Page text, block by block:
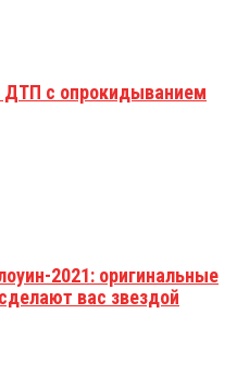
ДТП с опрокидыванием
2021: оригинальные
вас звездой